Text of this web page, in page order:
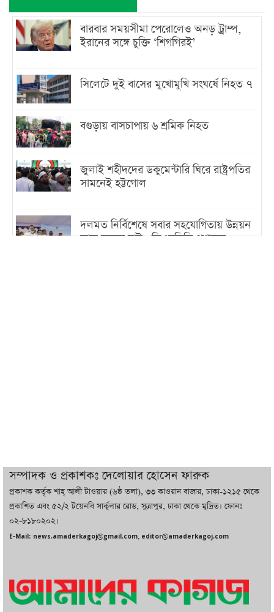
বারবার সময়সীমা পেরোলেও অনড় ট্রাম্প,
ইরানের সঙ্গে চুক্তি ‘শিগগিরই’
সিলেটে দুই বাসের মুখোমুখি সংঘর্ষে নিহত ৭
বগুড়ায় বাসচাপায় ৬ শ্রমিক নিহত
জুলাই শহীদদের ডকুমেন্টারি ঘিরে রাষ্ট্রপতির
সামনেই হট্টগোল
দলমত নির্বিশেষে সবার সহযোগিতায় উন্নয়ন
কাজ করতে চাই : ডিএনসিসি প্রশাসক
বাজারে কাঁচা মরিচে ‘আগুন’, ‘এত দাম তো
আগে দেখিনি’
সম্পাদক ও প্রকাশকঃ দেলোয়ার হোসেন ফারুক
প্রকাশক কর্তৃক শাহ্ আলী টাওয়ার (৬ষ্ঠ তলা), ৩৩ কাওরান বাজার, ঢাকা-১২১৫ থেকে
প্রকাশিত এবং ৫২/২ টয়েনবি সার্কুলার রোড, সুত্রাপুর, ঢাকা থেকে মুদ্রিত। ফোনঃ
০২-৮১৮০২০২।
E-Mail: news.amaderkagoj@gmail.com, editor@amaderkagoj.com